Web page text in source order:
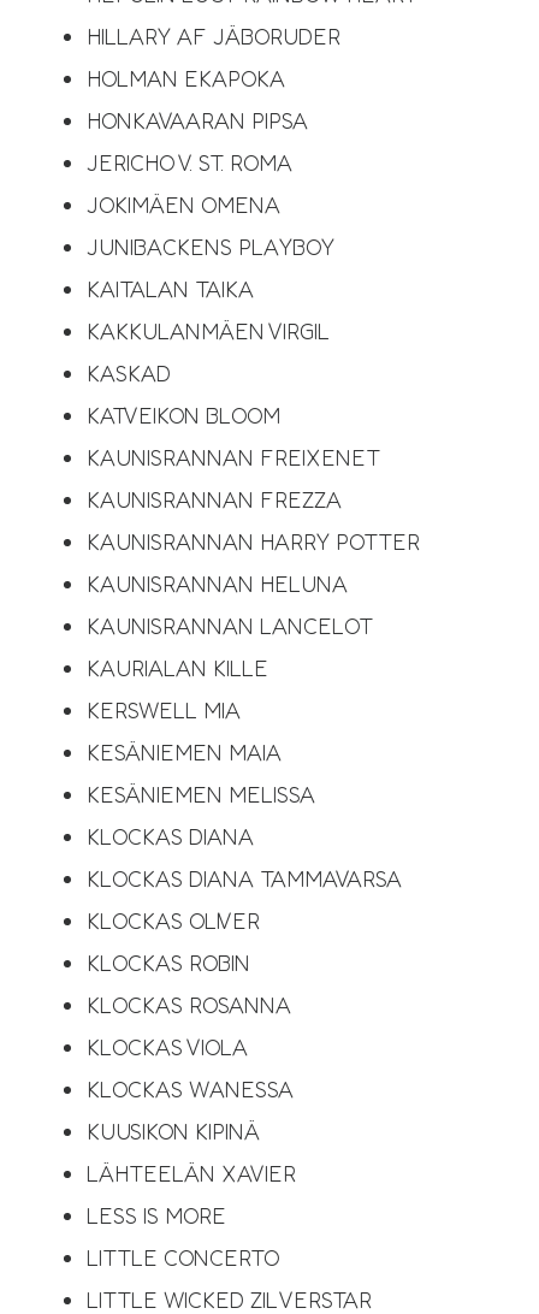
HILLARY AF JÄBORUDER
HOLMAN EKAPOKA
HONKAVAARAN PIPSA
JERICHO V. ST. ROMA
JOKIMÄEN OMENA
JUNIBACKENS PLAYBOY
KAITALAN TAIKA
KAKKULANMÄEN VIRGIL
KASKAD​​​​
KATVEIKON BLOOM
KAUNISRANNAN FREIXENET
KAUNISRANNAN FREZZA
KAUNISRANNAN HARRY POTTER
KAUNISRANNAN HELUNA
KAUNISRANNAN LANCELOT
KAURIALAN KILLE
KERSWELL MIA
KESÄNIEMEN MAIA
KESÄNIEMEN MELISSA
KLOCKAS DIANA
KLOCKAS DIANA TAMMAVARSA
KLOCKAS OLIVER
KLOCKAS ROBIN
KLOCKAS ROSANNA
KLOCKAS VIOLA
KLOCKAS WANESSA
KUUSIKON KIPINÄ
LÄHTEELÄN XAVIER
LESS IS MORE
LITTLE CONCERTO
LITTLE WICKED ZILVERSTAR​​